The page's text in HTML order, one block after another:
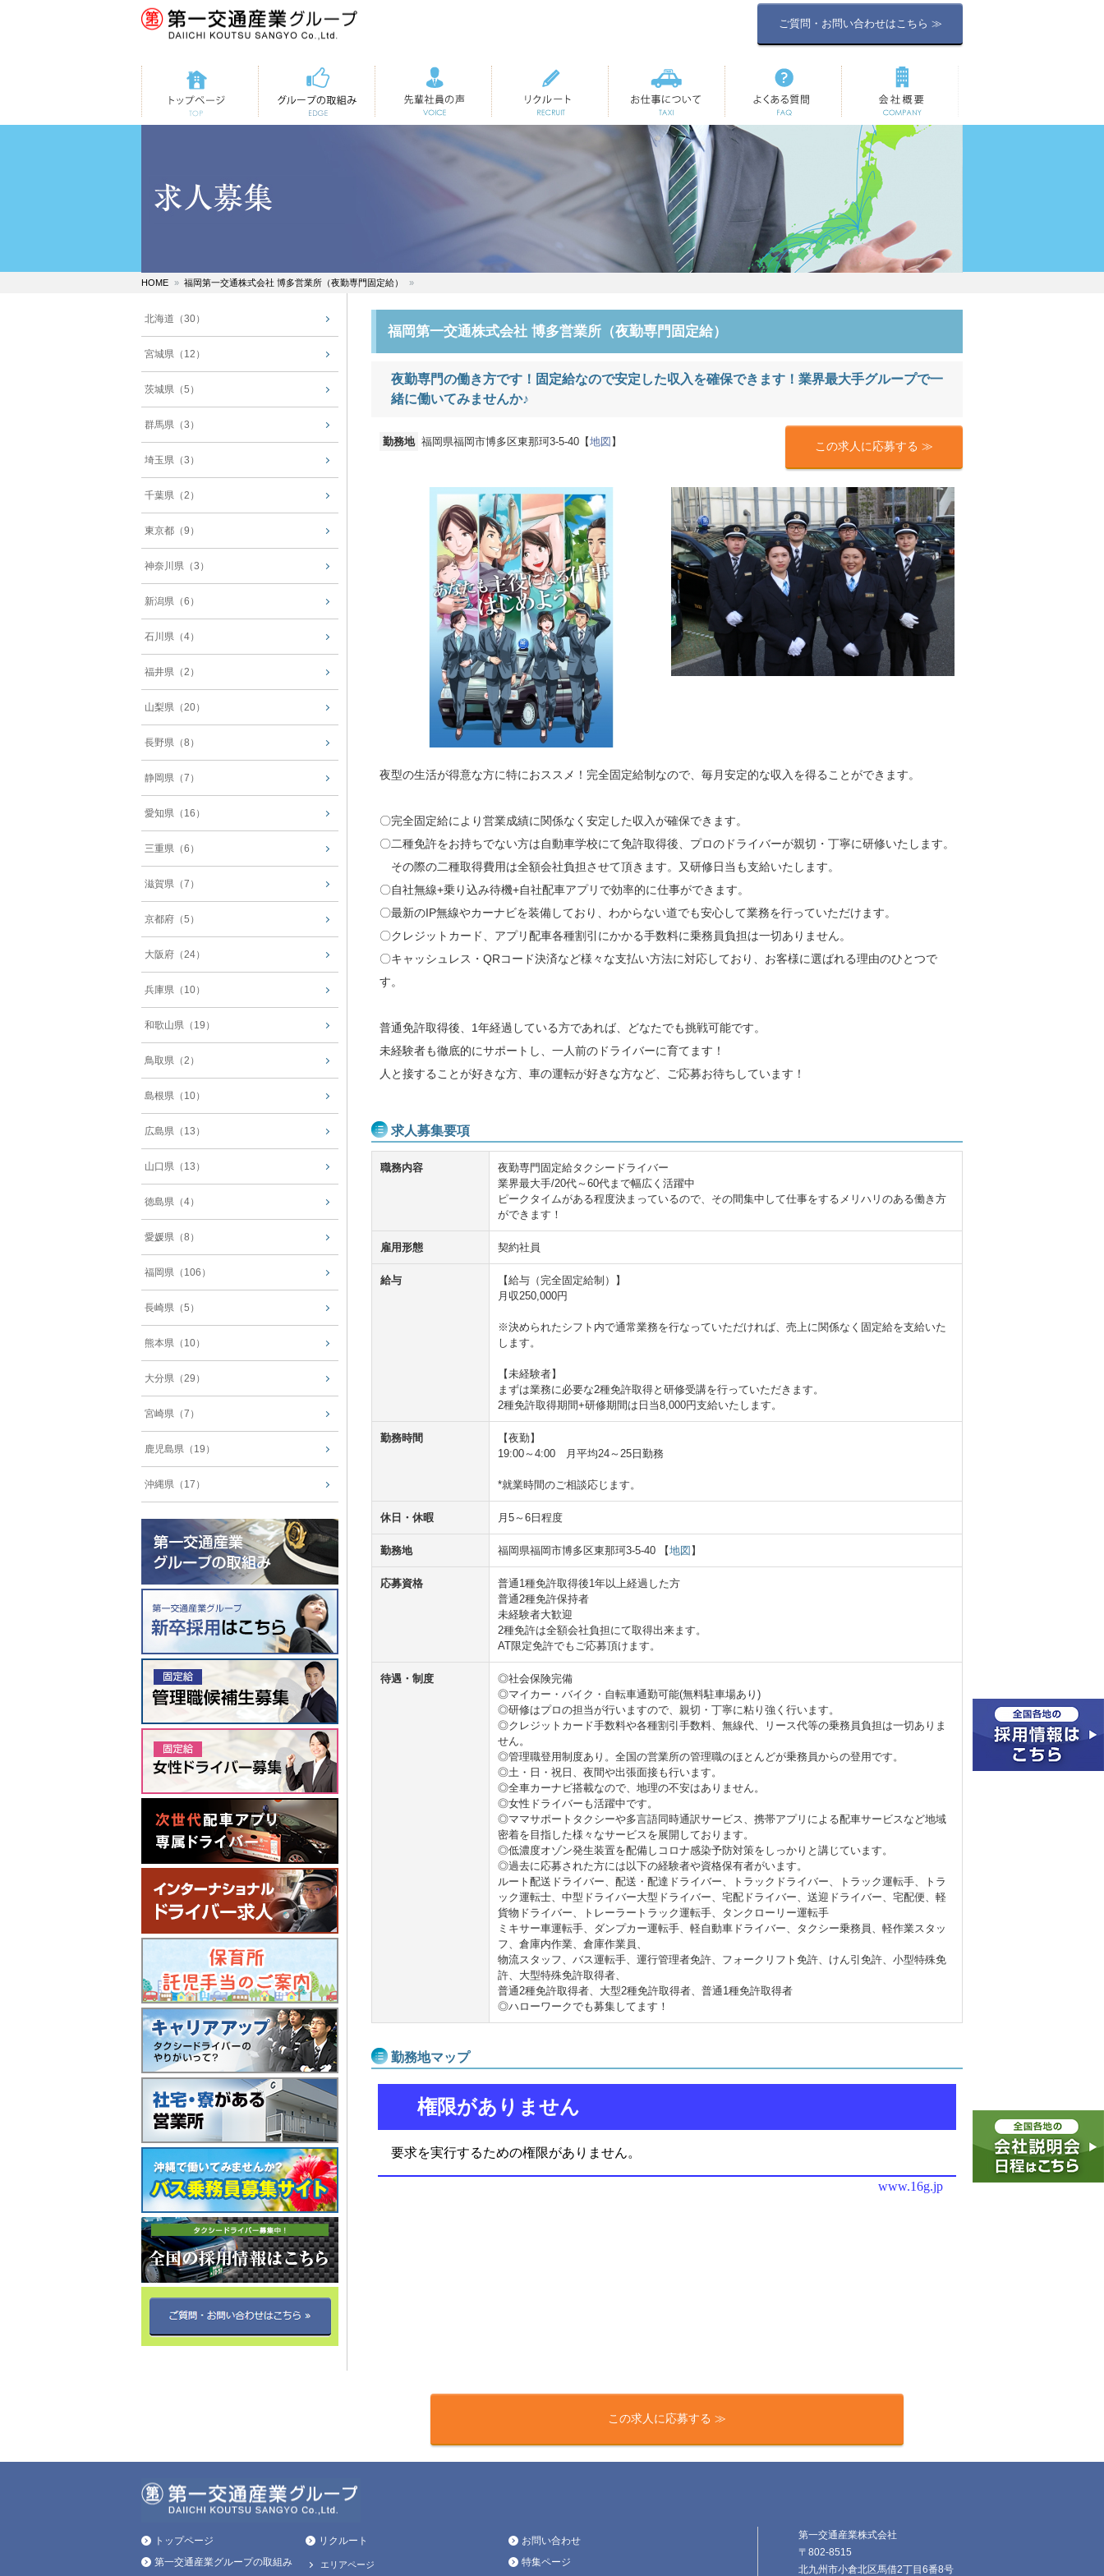
ご質問・お問い合わせはこちら ≫
トップページ 第一交通の取組み 先輩社員の声 リクルート お仕事について よくある質問 会社概要
HOME 福岡第一交通株式会社 博多営業所（夜勤専門固定給）
福岡第一交通株式会社 博多営業所（夜勤専門固定給）
夜勤専門の働き方です！固定給なので安定した収入を確保できます！業界最大手グループで一
緒に働いてみませんか♪
勤務地 福岡県福岡市博多区東那珂3-5-40【地図 】 この求人に応募する ≫
夜型の生活が得意な方に特におススメ！完全固定給制なので、毎月安定的な収入を得ることができます。
〇完全固定給により営業成績に関係なく安定した収入が確保できます。
〇二種免許をお持ちでない方は自動車学校にて免許取得後、プロのドライバーが親切・丁寧に研修いたします。
その際の二種取得費用は全額会社負担させて頂きます。又研修日当も支給いたします。
〇自社無線+乗り込み待機+自社配車アプリで効率的に仕事ができます。
〇最新のIP無線やカーナビを装備しており、わからない道でも安心して業務を行っていただけます。
〇クレジットカード、アプリ配車各種割引にかかる手数料に乗務員負担は一切ありません。
〇キャッシュレス・QRコード決済など様々な支払い方法に対応しており、お客様に選ばれる理由のひとつで
す。
普通免許取得後、1年経過している方であれば、どなたでも挑戦可能です。
未経験者も徹底的にサポートし、一人前のドライバーに育てます！
人と接することが好きな方、車の運転が好きな方など、ご応募お待ちしています！
求人募集要項
職務内容
夜勤専門固定給タクシードライバー
業界最大手/20代～60代まで幅広く活躍中
ピークタイムがある程度決まっているので、その間集中して仕事をするメリハリのある働き方
ができます！
雇用形態 契約社員
給与
【給与（完全固定給制）】
月収250,000円
※決められたシフト内で通常業務を行なっていただければ、売上に関係なく固定給を支給いた
します。
【未経験者】
まずは業務に必要な2種免許取得と研修受講を行っていただきます。
2種免許取得期間+研修期間は日当8,000円支給いたします。
勤務時間
【夜勤】
19:00～4:00 月平均24～25日勤務
*就業時間のご相談応じます。
休日・休暇 月5～6日程度
勤務地 福岡県福岡市博多区東那珂3-5-40 【地図 】
応募資格
普通1種免許取得後1年以上経過した方
普通2種免許保持者
未経験者大歓迎
2種免許は全額会社負担にて取得出来ます。
AT限定免許でもご応募頂けます。
待遇・制度
◎社会保険完備
◎マイカー・バイク・自転車通勤可能(無料駐車場あり)
◎研修はプロの担当が行いますので、親切・丁寧に粘り強く行います。
◎クレジットカード手数料や各種割引手数料、無線代、リース代等の乗務員負担は一切ありま
せん。
◎管理職登用制度あり。全国の営業所の管理職のほとんどが乗務員からの登用です。
◎土・日・祝日、夜間や出張面接も行います。
◎全車カーナビ搭載なので、地理の不安はありません。
◎女性ドライバーも活躍中です。
◎ママサポートタクシーや多言語同時通訳サービス、携帯アプリによる配車サービスなど地域
密着を目指した様々なサービスを展開しております。
◎低濃度オゾン発生装置を配備しコロナ感染予防対策をしっかりと講じています。
◎過去に応募された方には以下の経験者や資格保有者がいます。
ルート配送ドライバー、配送・配達ドライバー、トラックドライバー、トラック運転手、トラ
ック運転士、中型ドライバー大型ドライバー、宅配ドライバー、送迎ドライバー、宅配便、軽
貨物ドライバー、トレーラートラック運転手、タンクローリー運転手
ミキサー車運転手、ダンプカー運転手、軽自動車ドライバー、タクシー乗務員、軽作業スタッ
フ、倉庫内作業、倉庫作業員、
物流スタッフ、バス運転手、運行管理者免許、フォークリフト免許、けん引免許、小型特殊免
許、大型特殊免許取得者、
普通2種免許取得者、大型2種免許取得者、普通1種免許取得者
◎ハローワークでも募集してます！
勤務地マップ
この求人に応募する ≫
北海道（30）
宮城県（12）
茨城県（5）
群馬県（3）
埼玉県（3）
千葉県（2）
東京都（9）
神奈川県（3）
新潟県（6）
石川県（4）
福井県（2）
山梨県（20）
長野県（8）
静岡県（7）
愛知県（16）
三重県（6）
滋賀県（7）
京都府（5）
大阪府（24）
兵庫県（10）
和歌山県（19）
鳥取県（2）
島根県（10）
広島県（13）
山口県（13）
徳島県（4）
愛媛県（8）
福岡県（106）
長崎県（5）
熊本県（10）
大分県（29）
宮崎県（7）
鹿児島県（19）
沖縄県（17）
トップページ
第一交通産業グループの取組み
リクルート
エリアページ
お問い合わせ
特集ページ
第一交通産業株式会社
〒802-8515
北九州市小倉北区馬借2丁目6番8号